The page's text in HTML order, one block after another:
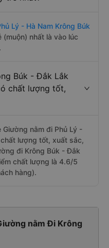
Lý - Hà Nam Krông Búk
nhất là vào lúc
Búk - Đắk Lắk
chất lượng tốt,
nằm đi Phủ Lý -
lượng tốt, xuất sắc,
đi Krông Búk - Đắk
chất lượng là 4.6/5
hàng).
nằm Đi Krông